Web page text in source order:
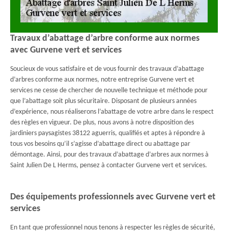
Travaux d’abattage d’arbre conforme aux normes
avec Gurvene vert et services
Soucieux de vous satisfaire et de vous fournir des travaux d’abattage
d’arbres conforme aux normes, notre entreprise Gurvene vert et
services ne cesse de chercher de nouvelle technique et méthode pour
que l’abattage soit plus sécuritaire. Disposant de plusieurs années
d’expérience, nous réaliserons l’abattage de votre arbre dans le respect
des règles en vigueur. De plus, nous avons à notre disposition des
jardiniers paysagistes 38122 aguerris, qualifiés et aptes à répondre à
tous vos besoins qu’il s’agisse d’abattage direct ou abattage par
démontage. Ainsi, pour des travaux d’abattage d’arbres aux normes à
Saint Julien De L Herms, pensez à contacter Gurvene vert et services.
Des équipements professionnels avec Gurvene vert et
services
En tant que professionnel nous tenons à respecter les règles de sécurité,